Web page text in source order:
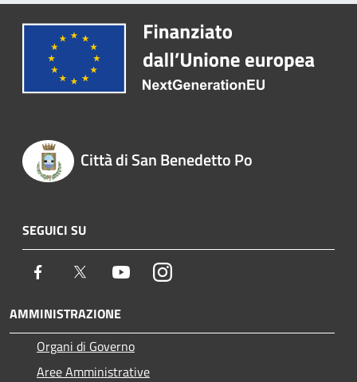
Città di San Benedetto Po
SEGUICI SU
Facebook Twitter YoutubeInstagram
AMMINISTRAZIONE
Organi di Governo
Aree Amministrative